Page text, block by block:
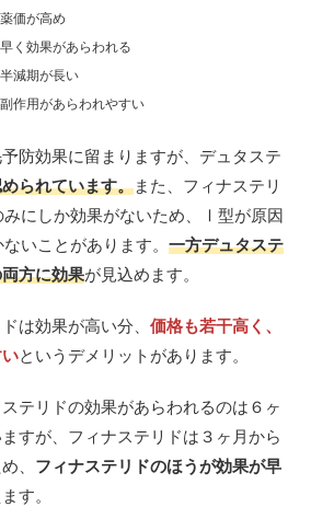
価が高め
く効果があらわれる
減期が長い
作用があらわれやすい
防効果に留まりますが、デュタステ
られています。また、フィナステリ
にしか効果がないため、Ⅰ型が原因
いことがあります。 一方デュタステ
方に効果が見込めます。
は効果が高い分、 価格も若干高く、
というデメリットがあります。
テリドの効果があらわれるのは６ヶ
すが、フィナステリドは３ヶ月から
、 フィナステリドのほうが効果が早
す。